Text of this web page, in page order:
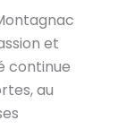
et
continue
au